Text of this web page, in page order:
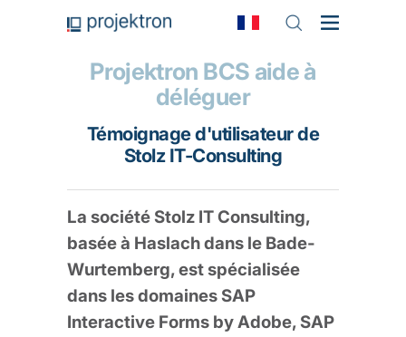
Projektron BCS aide à
déléguer
Témoignage d'utilisateur de
Stolz IT-Consulting
La société Stolz IT Consulting,
basée à Haslach dans le Bade-
Wurtemberg, est spécialisée
dans les domaines SAP
Interactive Forms by Adobe, SAP